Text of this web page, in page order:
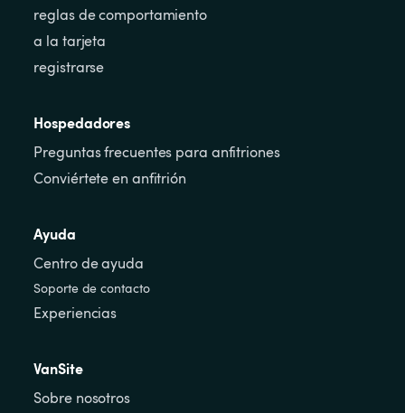
reglas de comportamiento
a la tarjeta
registrarse
Hospedadores
Preguntas frecuentes para anfitriones
Conviértete en anfitrión
Ayuda
Centro de ayuda
Soporte de contacto
Experiencias
VanSite
Sobre nosotros